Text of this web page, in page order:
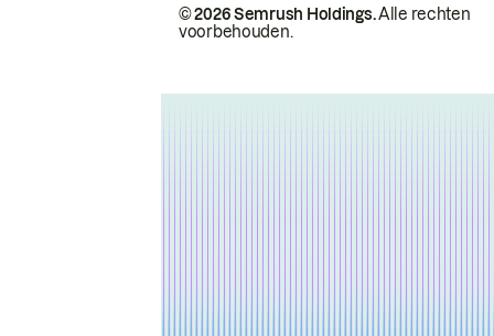
© 2026 Semrush Holdings.Alle rechten
voorbehouden.